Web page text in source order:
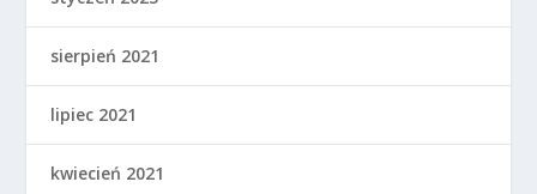
sierpień 2021
lipiec 2021
kwiecień 2021